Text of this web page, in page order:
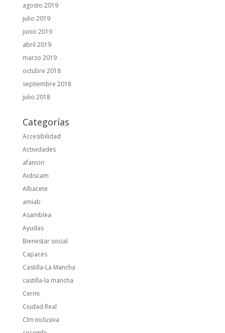
agosto 2019
julio 2019
junio 2019
abril 2019
marzo 2019
octubre 2018
septiembre 2018
julio 2018
Categorías
Accesibilidad
Actividades
afanion
Aidiscam
Albacete
amiab
Asamblea
Ayudas
Bienestar social
Capaces
Castilla-La Mancha
castilla-la mancha
Cermi
Ciudad Real
Clm inclusiva